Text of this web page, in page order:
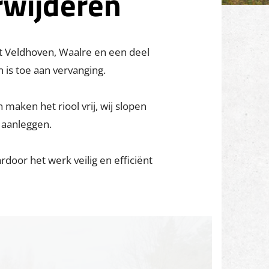
Waalre en een deel
toe aan vervanging.
maken het riool vrij, wij slopen
het werk veilig en efficiënt